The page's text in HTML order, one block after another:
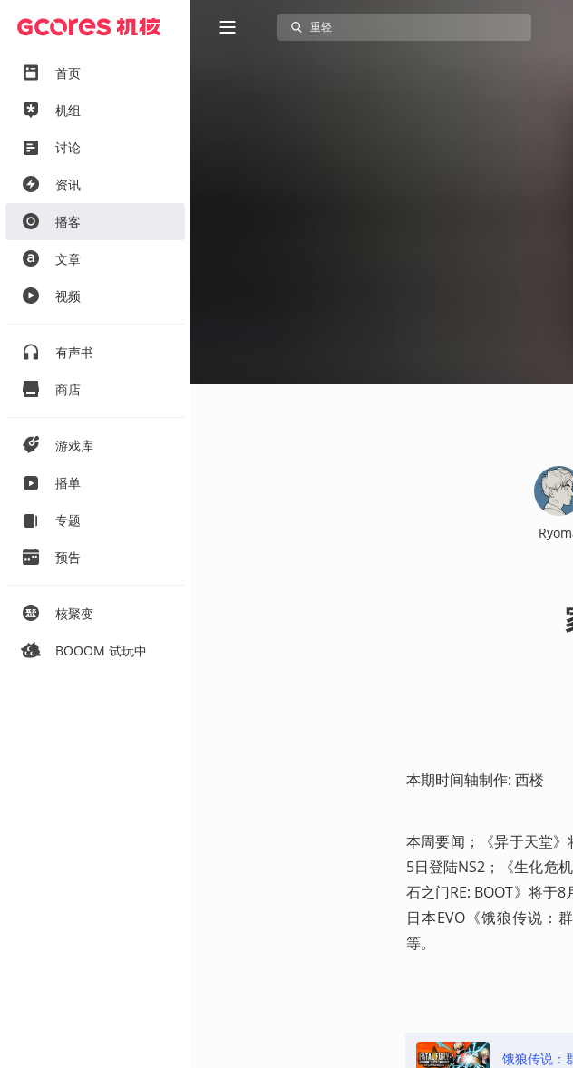
首页
机组
讨论
资讯
播客
文章
视频
有声书
商店
游戏库
播单
专题
预告
核聚变
BOOOM 试玩中
本期时间轴制作: 西楼
本周要闻；《异于天堂
5日登陆NS2；《生化危
石之门RE: BOOT》将于
日本EVO《饿狼传说：
等。
饿狼传说：